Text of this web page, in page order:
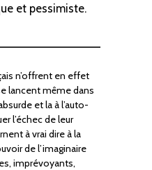
et pessimiste.
n’offrent en effet
lancent même dans
et la à l’auto-
l’échec de leur
à vrai dire à la
de l’imaginaire
imprévoyants,